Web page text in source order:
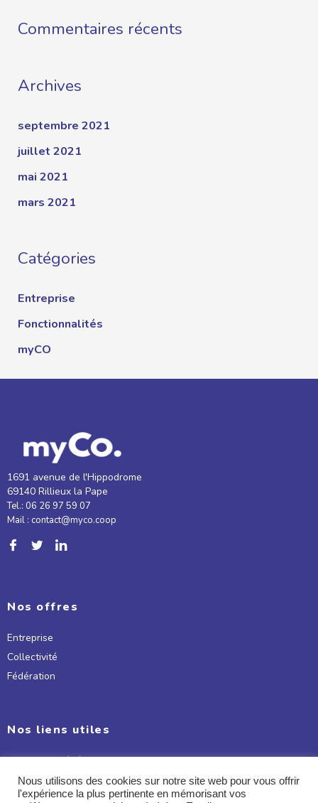
Commentaires récents
Archives
septembre 2021
juillet 2021
mai 2021
mars 2021
Catégories
Entreprise
Fonctionnalités
myCO
1691 avenue de l'Hippodrome
69140 Rillieux la Pape
Tel.: 06 26 97 59 07
Mail : contact@myco.coop
Nos offres
Entreprise
Collectivité
Fédération
Nos liens utiles
Conditions Générales d'utilisation
Mentions légales
Politique de confidentialité
Nous utilisons des cookies sur notre site web pour vous offrir
l'expérience la plus pertinente en mémorisant vos